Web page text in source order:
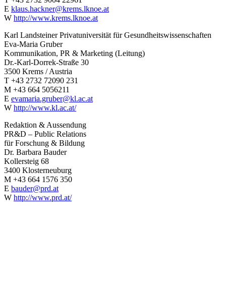
E klaus.hackner@krems.lknoe.at
W http://www.krems.lknoe.at
Karl Landsteiner Privatuniversität für Gesundheitswissenschaften
Eva-Maria Gruber
Kommunikation, PR & Marketing (Leitung)
Dr.-Karl-Dorrek-Straße 30
3500 Krems / Austria
T +43 2732 72090 231
M +43 664 5056211
E evamaria.gruber@kl.ac.at
W http://www.kl.ac.at/
Redaktion & Aussendung
PR&D – Public Relations
für Forschung & Bildung
Dr. Barbara Bauder
Kollersteig 68
3400 Klosterneuburg
M +43 664 1576 350
E bauder@prd.at
W http://www.prd.at/